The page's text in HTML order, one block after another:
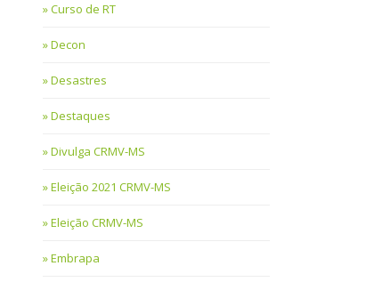
Curso de RT
Decon
Desastres
Destaques
Divulga CRMV-MS
Eleição 2021 CRMV-MS
Eleição CRMV-MS
Embrapa